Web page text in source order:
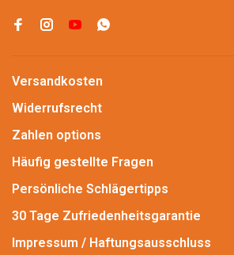
Versandkosten
Widerrufsrecht
Zahlen options
Häufig gestellte Fragen
Persönliche Schlägertipps
30 Tage Zufriedenheitsgarantie
Impressum / Haftungsausschluss